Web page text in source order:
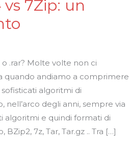
vs 7Zip: un
.rar? Molte volte non ci
quando andiamo a comprimere
sofisticati algoritmi di
nell’arco degli anni, sempre via
algoritmi e quindi formati di
BZip2, 7z, Tar, Tar.gz .. Tra […]